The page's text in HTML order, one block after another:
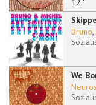
12''
Bruno,
We